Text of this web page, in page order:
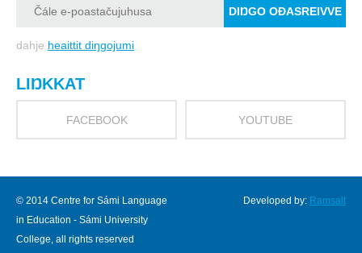
dahje heaittit diŋgojumi
LIŊKKAT
FACEBOOK YOUTUBE
© 2014 Centre for Sámi Language
in Education - Sámi University
College, all rights reserved
Developed by: Ramsalt